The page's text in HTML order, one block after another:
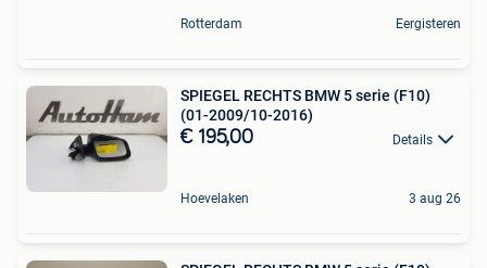
Rotterdam Eergisteren
SPIEGEL RECHTS BMW 5 serie (F10)
(01-2009/10-2016)
€ 195,00 Details
Hoevelaken 3 aug 26